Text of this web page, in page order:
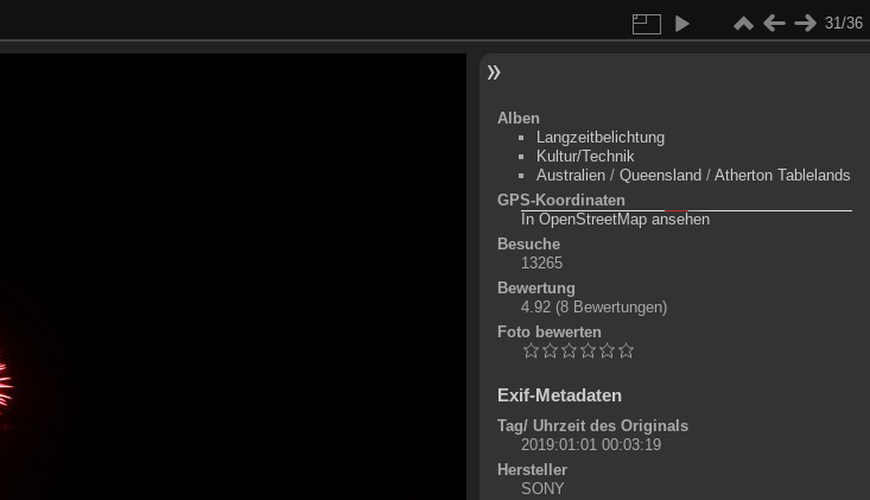
31/36
Alben
Langzeitbelichtung
Kultur/Technik
Australien/ Queensland / Atherton Tablelands
GPS-Koordinaten
+
-
©
In OpenStreetMap ansehen
Besuche
13265
Bewertung
4.92 (8 Bewertungen)
Foto bewerten
Exif-Metadaten
Tag/ Uhrzeit des Originals
2019:01:01 00:03:19
Hersteller
SONY